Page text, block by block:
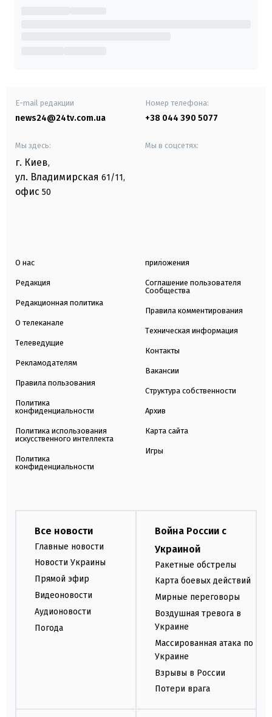
E-mail редакции
news24@24tv.com.ua
Номер телефона:
+38 044 390 5077
Мы здесь:
г. Киев,
ул. Владимирская 61/11,
офис 50
Мы в соцсетях:
О нас
Редакция
Редакционная политика
О телеканале
Телеведущие
Рекламодателям
Правила пользования
Политика
конфиденциальности
Политика использования
искусственного интеллекта
Политика
конфиденциальности
приложения
Соглашение пользователя
Сообщества
Правила комментирования
Техническая информация
Контакты
Вакансии
Структура собственности
Архив
Карта сайта
Игры
Все новости
Главные новости
Новости Украины
Прямой эфир
Видеоновости
Аудионовости
Погода
Война России с
Украиной
Ракетные обстрелы
Карта боевых действий
Мирные переговоры
Воздушная тревога в
Украине
Массированная атака по
Украине
Взрывы в России
Потери врага